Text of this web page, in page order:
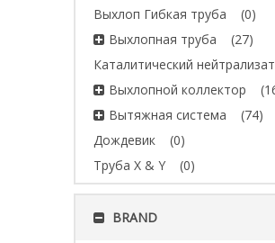
Выхлоп Гибкая труба
(0)
Выхлопная труба
(27)
Каталитический
Выхлопной коллектор
Вытяжная система
(74)
Дождевик
(0)
Труба X & Y
(0)
BRAND